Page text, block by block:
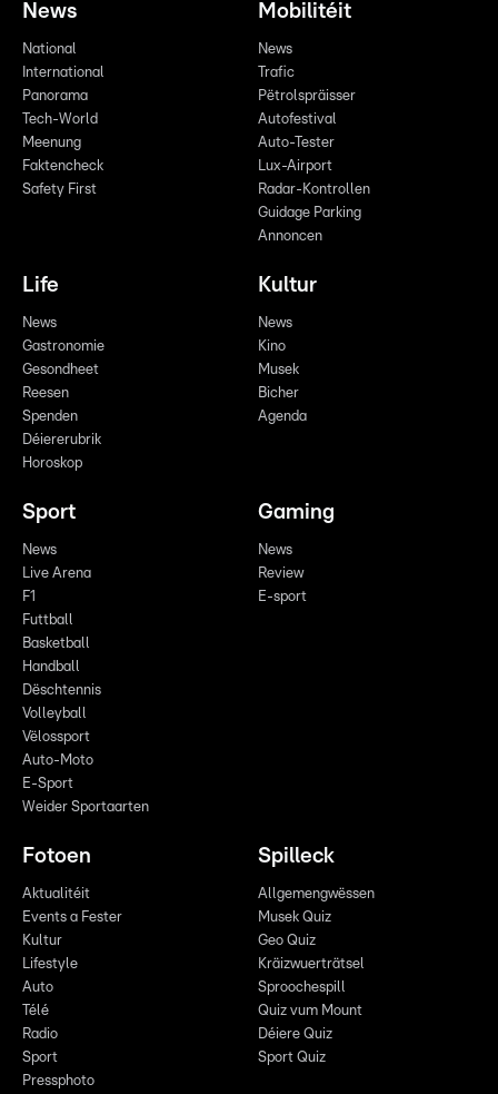
News
National
International
Panorama
Tech-World
Meenung
Faktencheck
Safety First
Mobilitéit
News
Trafic
Pëtrolspräisser
Autofestival
Auto-Tester
Lux-Airport
Radar-Kontrollen
Guidage Parking
Annoncen
Life
News
Gastronomie
Gesondheet
Reesen
Spenden
Déiererubrik
Horoskop
Kultur
News
Kino
Musek
Bicher
Agenda
Sport
News
Live Arena
F1
Futtball
Basketball
Handball
Dëschtennis
Volleyball
Vëlossport
Auto-Moto
E-Sport
Weider Sportaarten
Gaming
News
Review
E-sport
Fotoen
Aktualitéit
Events a Fester
Kultur
Lifestyle
Auto
Télé
Radio
Sport
Pressphoto
Spilleck
Allgemengwëssen
Musek Quiz
Geo Quiz
Kräizwuerträtsel
Sproochespill
Quiz vum Mount
Déiere Quiz
Sport Quiz